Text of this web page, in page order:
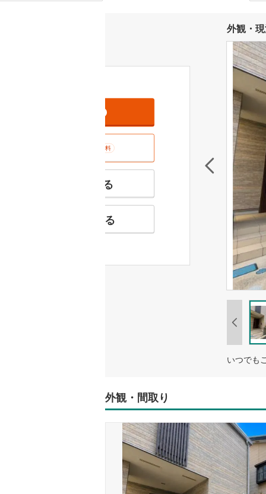
外観・
無料
特徴の似た物件を見る
お気に入りに追加する
外観・間取り